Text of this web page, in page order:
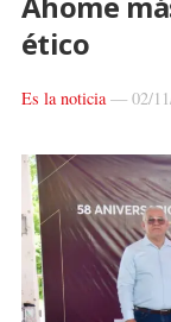
ético
Es la noticia— 02/